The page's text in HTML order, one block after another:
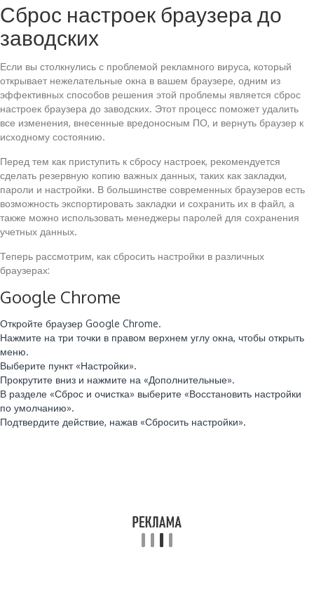
Сброс настроек браузера до
заводских
Если вы столкнулись с проблемой рекламного вируса, который
открывает нежелательные окна в вашем браузере, одним из
эффективных способов решения этой проблемы является сброс
настроек браузера до заводских. Этот процесс поможет удалить
все изменения, внесенные вредоносным ПО, и вернуть браузер к
исходному состоянию.
Перед тем как приступить к сбросу настроек, рекомендуется
сделать резервную копию важных данных, таких как закладки,
пароли и настройки. В большинстве современных браузеров есть
возможность экспортировать закладки и сохранить их в файл, а
также можно использовать менеджеры паролей для сохранения
учетных данных.
Теперь рассмотрим, как сбросить настройки в различных
браузерах:
Google Chrome
Откройте браузер Google Chrome.
Нажмите на три точки в правом верхнем углу окна, чтобы открыть
меню.
Выберите пункт «Настройки».
Прокрутите вниз и нажмите на «Дополнительные».
В разделе «Сброс и очистка» выберите «Восстановить настройки
по умолчанию».
Подтвердите действие, нажав «Сбросить настройки».